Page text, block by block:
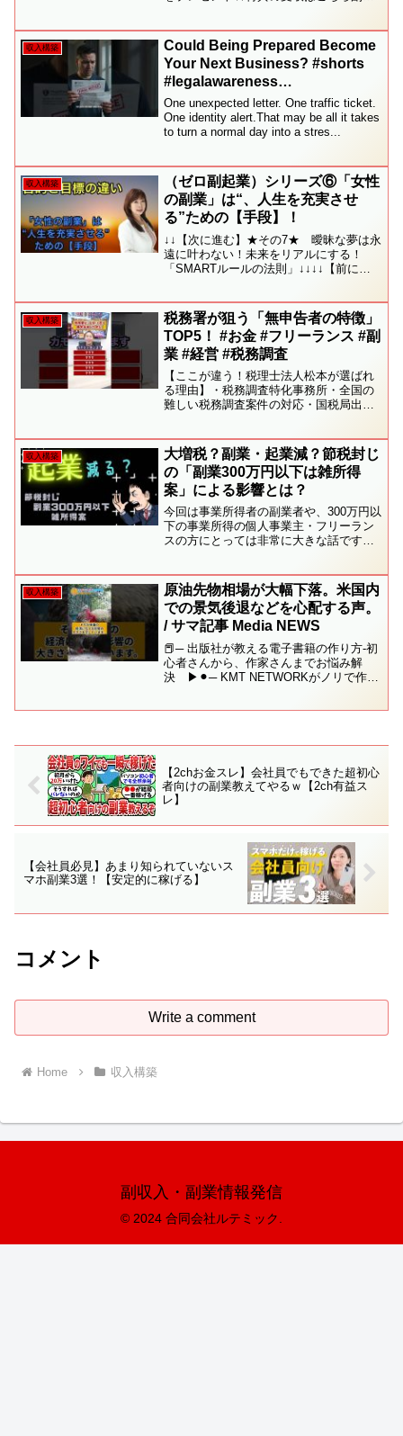
法【副業2.0で稼ぐ】自動化のコツ★特典
の受取（無料...
収入構築
Could Being Prepared Become
Your Next Business? #shorts
#legalawareness
#youtubeshorts
One unexpected letter. One traffic ticket.
One identity alert.That may be all it takes
to turn a normal day into a stres...
収入構築
（ゼロ副起業）シリーズ⑥「女性
の副業」は“、人生を充実させ
る”ための【手段】！
↓↓【次に進む】★その7★ 曖昧な夢は永
遠に叶わない！未来をリアルにする！
「SMARTルールの法則」↓↓↓↓【前に戻
リーズ★☆★↓↓一覧はこちらから↓↓------
-...
収入構築
税務署が狙う「無申告者の特徴」
TOP5！ #お金 #フリーランス #副
業 #経営 #税務調査
【ここが違う！税理士法人松本が選ばれ
る理由】・税務調査特化事務所・全国の
難しい税務調査案件の対応・国税局出身
80%がお客様からのご紹介・全国6拠点、
専門家200名以上...
収入構築
大増税？副業・起業減？節税封じ
の「副業300万円以下は雑所得
案」による影響とは？
今回は事業所得者の副業者や、300万円以
下の事業所得の個人事業主・フリーラン
スの方にとっては非常に大きな話です。
#300万円以下●事業創造ラボ チャンネル
登録はこちら...
収入構築
原油先物相場が大幅下落。米国内
での景気後退などを心配する声。
/ サマ記事 Media NEWS
📕─ 出版社が教える電子書籍の作り方-初
心者さんから、作家さんまでお悩み解
決 ▶︎⚫︎─ KMT NETWORKがノリで作っ
【2chお金スレ】会社員でもできた超初心
者向けの副業教えてやるｗ【2ch有益ス
レ】
【会社員必見】あまり知られていないス
マホ副業3選！【安定的に稼げる】
コメント
Write a comment
Home 収入構築
副収入・副業情報発信
© 2024 合同会社ルテミック.